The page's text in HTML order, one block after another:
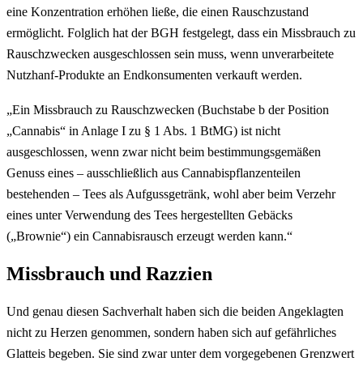
eine Konzentration erhöhen ließe, die einen Rauschzustand
ermöglicht. Folglich hat der BGH festgelegt, dass ein Missbrauch zu
Rauschzwecken ausgeschlossen sein muss, wenn unverarbeitete
Nutzhanf-Produkte an Endkonsumenten verkauft werden.
„Ein Missbrauch zu Rauschzwecken (Buchstabe b der Position
„Cannabis“ in Anlage I zu § 1 Abs. 1 BtMG) ist nicht
ausgeschlossen, wenn zwar nicht beim bestimmungsgemäßen
Genuss eines – ausschließlich aus Cannabispflanzenteilen
bestehenden – Tees als Aufgussgetränk, wohl aber beim Verzehr
eines unter Verwendung des Tees hergestellten Gebäcks
(„Brownie“) ein Cannabisrausch erzeugt werden kann.“
Missbrauch und Razzien
Und genau diesen Sachverhalt haben sich die beiden Angeklagten
nicht zu Herzen genommen, sondern haben sich auf gefährliches
Glatteis begeben. Sie sind zwar unter dem vorgegebenen Grenzwert